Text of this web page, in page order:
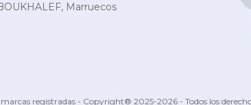
Marruecos
registradas - Copyright® 2025-2026 - Todos los